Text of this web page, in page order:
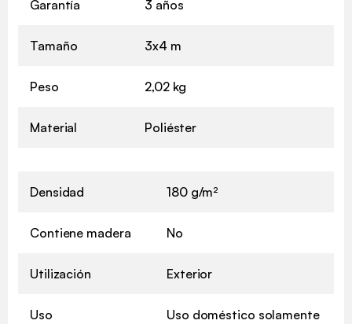
Garantía 3 años
Tamaño 3x4 m
Peso 2,02 kg
Material Poliéster
Densidad 180 g/m²
Contiene madera No
Utilización Exterior
Uso Uso doméstico solamente